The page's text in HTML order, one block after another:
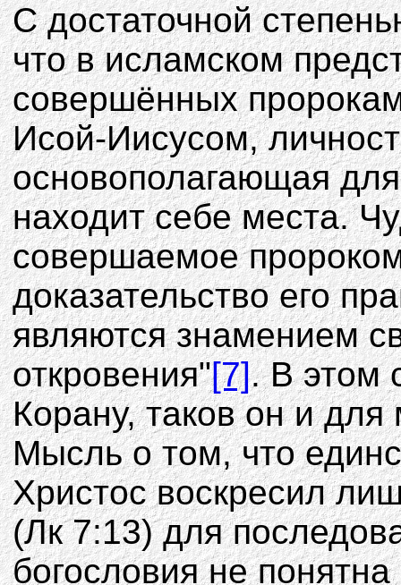
С достаточной
что в исламском
совершённых
Исой-Иисусом,
основополагающая
находит себе места.
совершаемое
доказательство его
являются знамением
откровения"[7]. В этом
Корану, таков он и для
Мысль о том, что
Христос воскресил
(Лк 7:13) для
богословия не